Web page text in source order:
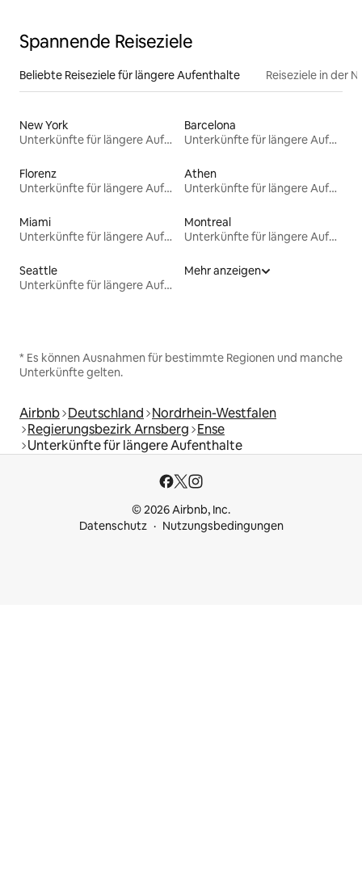
Spannende Reiseziele
Beliebte Reiseziele für längere Aufenthalte Reiseziele in der
New York
Unterkünfte für längere Aufenthalte
Barcelona
Unterkünfte für längere Aufenthalte
Florenz
Unterkünfte für längere Aufenthalte
Athen
Unterkünfte für längere Aufenthalte
Miami
Unterkünfte für längere Aufenthalte
Montreal
Unterkünfte für längere Aufenthalte
Seattle
Unterkünfte für längere Aufenthalte
Mehr anzeigen
* Es können Ausnahmen für bestimmte Regionen und manche
Unterkünfte gelten.
Airbnb Deutschland Nordrhein-Westfalen
Regierungsbezirk Arnsberg Ense
Unterkünfte für längere Aufenthalte
© 2026 Airbnb, Inc.
Datenschutz
Nutzungsbedingungen